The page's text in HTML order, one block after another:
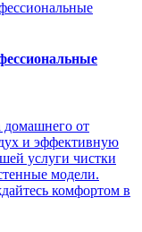
домашнего от
и эффективную
услуги чистки
модели.
комфортом в